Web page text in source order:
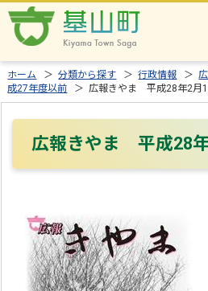
ホーム ＞分類から探す ＞行政情報 ＞
成27年度以前 ＞ 広報きやま 平成28年2月
広報きやま 平成28